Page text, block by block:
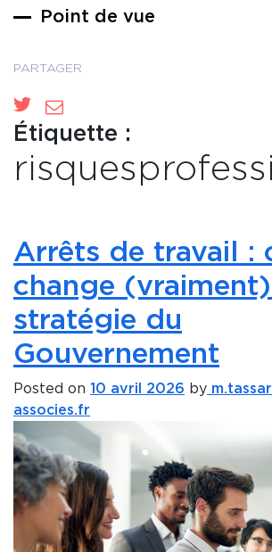
Point de vue
PARTAGER
Étiquette :
Arrêts de travail :
change
stratégie du
Gouvernement
Posted on 10 avril 2026 by
associes.fr